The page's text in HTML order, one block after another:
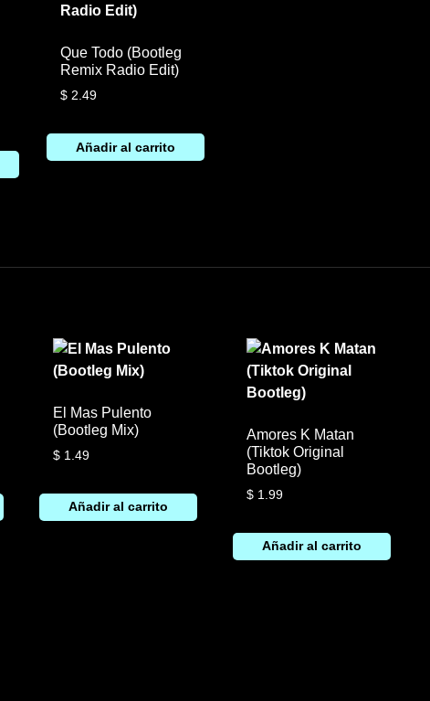
Que Todo (Bootleg
Remix Radio Edit)
$ 2.49
Añadir al carrito
El Mas Pulento
(Bootleg Mix)
$1.49
Añadir al carrito
Amores K Matan
(Tiktok Original
Bootleg)
$1.99
Añadir al carrito